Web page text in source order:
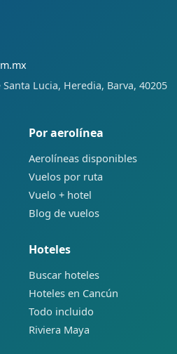
Santa Lucia, Heredia, Barva, 40205
Por aerolínea
Aerolíneas disponibles
Vuelos por ruta
Vuelo + hotel
Blog de vuelos
Hoteles
Buscar hoteles
Hoteles en Cancún
Todo incluido
Riviera Maya